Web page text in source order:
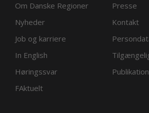
Om Danske Regioner
Presse
Nyheder
Kontakt
Job og karriere
In English
Høringssvar
FAktuelt